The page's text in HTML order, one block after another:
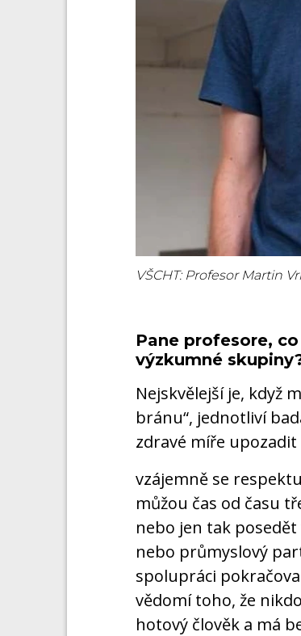
VŠCHT: Profesor Martin
Pane profesore,
výzkumné
Nejskvělejší je, když
bránu“, jednotliví
zdravé míře
vzájemně se
můžou čas od času
nebo jen tak
nebo průmyslový
spolupráci
vědomí toho, že
hotový člověk a má